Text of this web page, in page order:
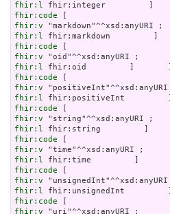
fhir:l
fhir:code
fhir:v
fhir:l
fhir:code
fhir:v
fhir:l
fhir:code
fhir:v
fhir:l
fhir:code
fhir:v
fhir:l
fhir:code
fhir:v
fhir:l
fhir:code
fhir:v
fhir:l
fhir:code
fhir:v